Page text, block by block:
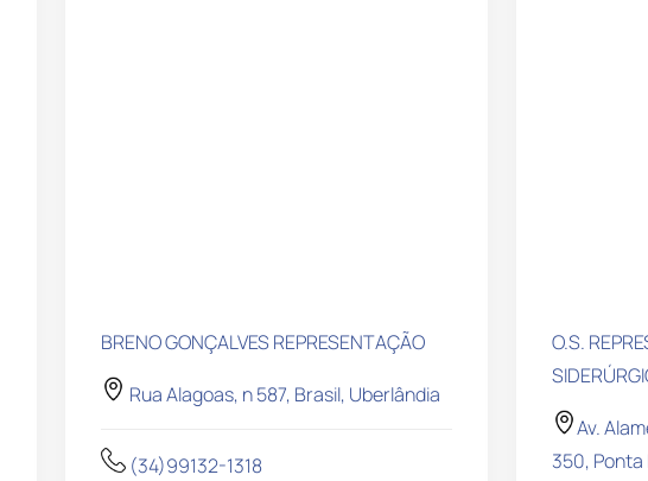
BRENO GONÇALVES REPRESENTAÇÃO
Rua Alagoas, n 587, Brasil, Uberlândia
(34)99132-1318
O.S.
Av.
350, Ponta